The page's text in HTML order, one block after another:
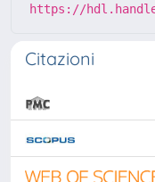
https://
Citazioni